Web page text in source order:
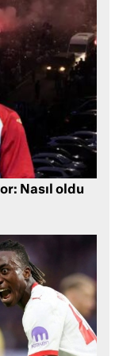
Nasıl oldu